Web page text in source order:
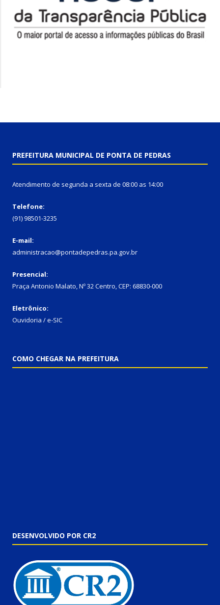
PREFEITURA MUNICIPAL DE PONTA DE PEDRAS
Atendimento de segunda a sexta de 08:00 as 14:00
Telefone:
(91) 98501-3235
E-mail:
administracao@pontadepedras.pa.gov.br
Presencial:
Praça Antonio Malato, Nº 32 Centro, CEP: 68830-000
Eletrônico:
Ouvidoria / e-SIC
COMO CHEGAR NA PREFEITURA
DESENVOLVIDO POR CR2